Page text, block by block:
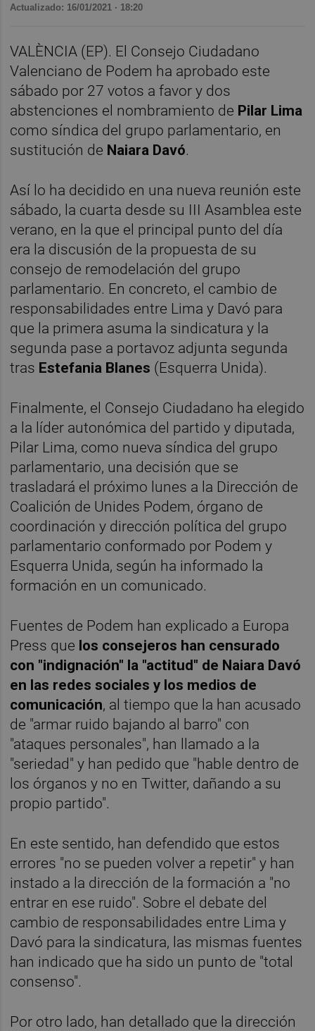
Actualizado: 16/01/2021 · 18:20
VALÈNCIA (EP). El Consejo Ciudadano
Valenciano de Podem ha aprobado este
sábado por 27 votos a favor y dos
abstenciones el nombramiento de Pilar Lima
como síndica del grupo parlamentario, en
sustitución de Naiara Davó.
Así lo ha decidido en una nueva reunión este
sábado, la cuarta desde su III Asamblea este
verano, en la que el principal punto del día
era la discusión de la propuesta de su
consejo de remodelación del grupo
parlamentario. En concreto, el cambio de
responsabilidades entre Lima y Davó para
que la primera asuma la sindicatura y la
segunda pase a portavoz adjunta segunda
tras Estefania Blanes (Esquerra Unida).
Finalmente, el Consejo Ciudadano ha elegido
a la líder autonómica del partido y diputada,
Pilar Lima, como nueva síndica del grupo
parlamentario, una decisión que se
trasladará el próximo lunes a la Dirección de
Coalición de Unides Podem, órgano de
coordinación y dirección política del grupo
parlamentario conformado por Podem y
Esquerra Unida, según ha informado la
formación en un comunicado.
Fuentes de Podem han explicado a Europa
Press que los consejeros han censurado
con "indignación" la "actitud" de Naiara Davó
en las redes sociales y los medios de
comunicación, al tiempo que la han acusado
de "armar ruido bajando al barro" con
"ataques personales", han llamado a la
"seriedad" y han pedido que "hable dentro de
los órganos y no en Twitter, dañando a su
propio partido".
En este sentido, han defendido que estos
errores "no se pueden volver a repetir" y han
instado a la dirección de la formación a "no
entrar en ese ruido". Sobre el debate del
cambio de responsabilidades entre Lima y
Davó para la sindicatura, las mismas fuentes
han indicado que ha sido un punto de "total
consenso".
Por otro lado, han detallado que la dirección